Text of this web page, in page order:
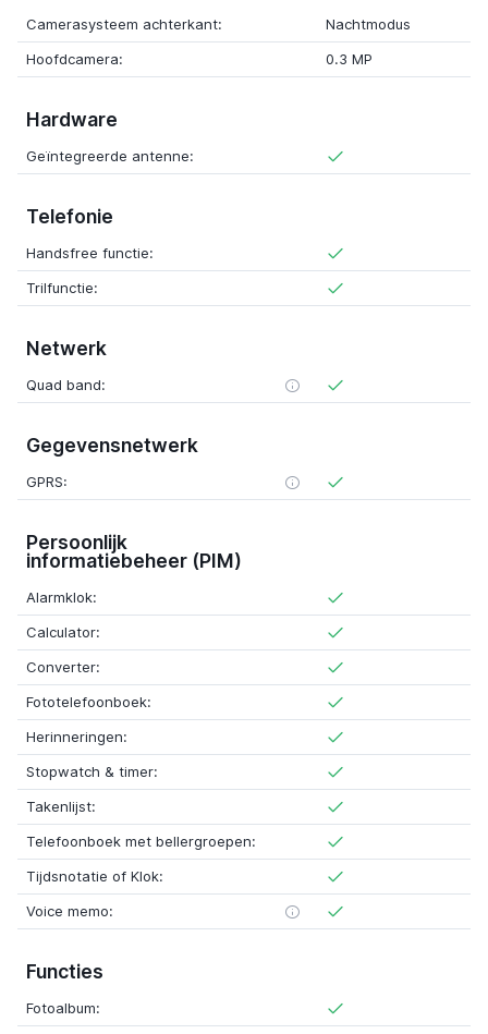
Camerasysteem achterkant:
Nachtmodus
Hoofdcamera:
0.3 MP
Hardware
Geïntegreerde antenne:
Telefonie
Handsfree functie:
Trilfunctie:
Netwerk
Quad band:
Gegevensnetwerk
GPRS:
Persoonlijk
informatiebeheer (PIM)
Alarmklok:
Calculator:
Converter:
Fototelefoonboek:
Herinneringen:
Stopwatch & timer:
Takenlijst:
Telefoonboek met bellergroepen:
Tijdsnotatie of Klok:
Voice memo:
Functies
Fotoalbum: